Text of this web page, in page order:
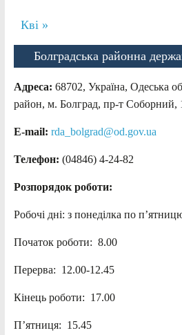
Кві »
Болградська районна
Адреса: 68702, Україна, Одеська
район, м. Болград, пр-т Соборний,
E-mail: rda_bolgrad@od.gov.ua
Телефон: (04846) 4-24-82
Розпорядок роботи:
Робочі дні: з понеділка по
Початок роботи: 8.00
Перерва: 12.00-12.45
Кінець роботи: 17.00
П’ятниця: 15.45